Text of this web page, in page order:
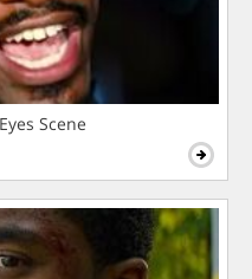
Scene